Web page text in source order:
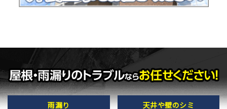
雨漏り 天井や壁のシミ